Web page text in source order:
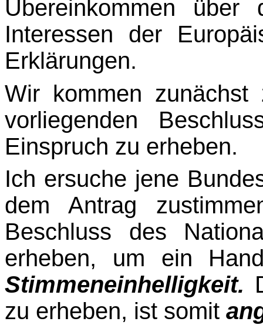
Übereinkommen
Interes­sen der
Erklärungen.
Wir kommen zunächst
vorliegenden
Einspruch zu erheben.
Ich ersuche jene
dem Antrag
Beschluss des
erheben, um ein
Stimmeneinhelligkeit.
zu erheben, ist somit